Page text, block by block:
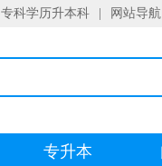
专科学历升本科 网站导航
专升本